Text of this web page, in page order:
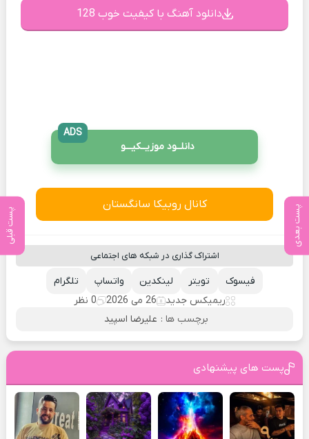
پست بعدی پست قبلی
دانلود آهنگ با کیفیت خوب 128
دانلــود موزیــکیـــو
ADS
کانال روبیکا سانگستان
اشتراک گذاری در شبکه های اجتماعی
تلگرام واتساپ لینکدین تویتر
فیسوک
ریمیکس جدید
26 می 2026
0 نظر
برچسب ها : علیرضا اسپید
پست های پیشنهادی